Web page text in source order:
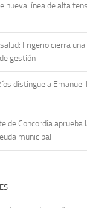
nueva línea de alta
Frigerio cierra
gestión
distingue a
de Concordia
municipal